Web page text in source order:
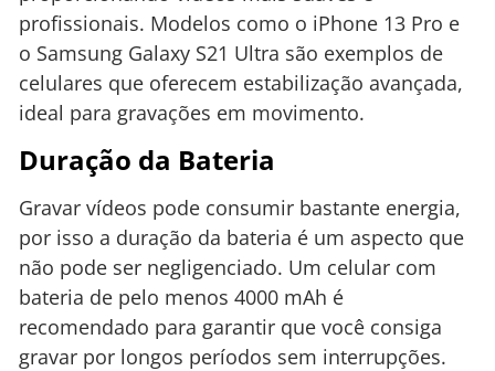
profissionais. Modelos como o iPhone 13 Pro e
o Samsung Galaxy S21 Ultra são exemplos de
celulares que oferecem estabilização avançada,
ideal para gravações em movimento.
Duração da Bateria
Gravar vídeos pode consumir bastante energia,
por isso a duração da bateria é um aspecto que
não pode ser negligenciado. Um celular com
bateria de pelo menos 4000 mAh é
recomendado para garantir que você consiga
gravar por longos períodos sem interrupções.